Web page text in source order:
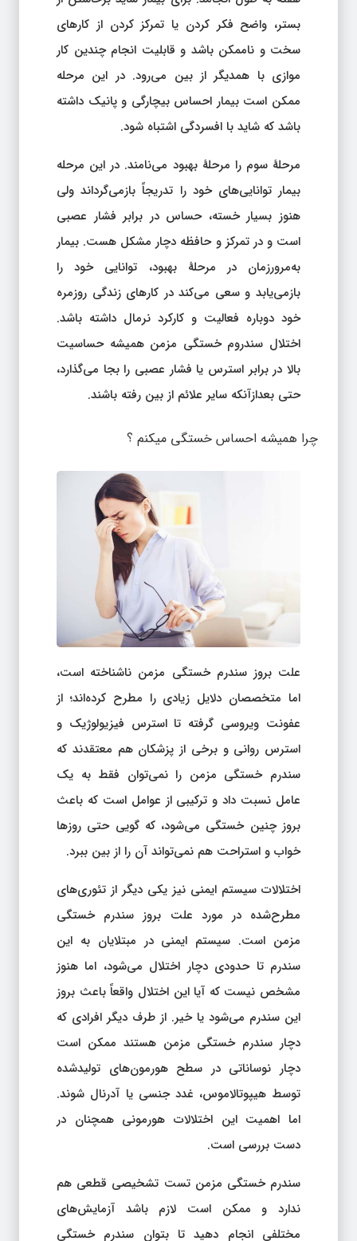
بستر، واضح فکر کردن یا تمرکز کردن از کارهای
سخت و ناممکن باشد و قابلیت انجام چندین کار
موازی با همدیگر از بین می‌رود. در این مرحله
ممکن است بیمار احساس بیچارگی و پانیک داشته
باشد که شاید با افسردگی اشتباه شود.
مرحلهٔ سوم را مرحلهٔ بهبود می‌نامند. در این مرحله
بیمار توانایی‌های خود را تدریجاً بازمی‌گرداند ولی
هنوز بسیار خسته، حساس در برابر فشار عصبی
است و در تمرکز و حافظه دچار مشکل هست. بیمار
به‌مرورزمان در مرحلهٔ بهبود، توانایی خود را
بازمی‌یابد و سعی می‌کند در کارهای زندگی روزمره
خود دوباره فعالیت و کارکرد نرمال داشته باشد.
اختلال سندروم خستگی مزمن همیشه حساسیت
بالا در برابر استرس یا فشار عصبی را بجا می‌گذارد،
حتی بعدازآنکه سایر علائم از بین رفته باشند.
چرا همیشه احساس خستگی میکنم ؟
علت بروز سندرم خستگی مزمن ناشناخته است،
اما متخصصان دلایل زیادی را مطرح کرده‌اند؛ از
عفونت ویروسی گرفته تا استرس فیزیولوژیک و
استرس روانی و برخی از پزشکان هم معتقدند که
سندرم خستگی مزمن را نمی‌توان فقط به یک
عامل نسبت داد و ترکیبی از عوامل است که باعث
بروز چنین خستگی می‌شود، که گویی حتی روزها
خواب و استراحت هم نمی‌تواند آن را از بین ببرد.
اختلالات سیستم ایمنی نیز یکی دیگر از تئوری‌های
مطرح‌شده در مورد علت بروز سندرم خستگی
مزمن است. سیستم ایمنی در مبتلایان به این
سندرم تا حدودی دچار اختلال می‌شود، اما هنوز
مشخص نیست که آیا این اختلال واقعاً باعث بروز
این سندرم می‌شود یا خیر. از طرف دیگر افرادی که
دچار سندرم خستگی مزمن هستند ممکن است
دچار نوساناتی در سطح هورمون‌های تولیدشده
توسط هیپوتالاموس، غدد جنسی یا آدرنال شوند.
اما اهمیت این اختلالات هورمونی همچنان در
دست بررسی است.
سندرم خستگی مزمن تست تشخیصی قطعی هم
ندارد و ممکن است لازم باشد آزمایش‌های
مختلفی انجام دهید تا بتوان سندرم خستگی